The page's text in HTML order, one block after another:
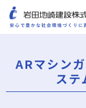
ごあいさつ
ミッション・
会社概要
組織図
役員一覧
沿革
岩田地崎の歴史
事業所一覧
関連会社
プレスリリース
財務情報
岩田地崎建設の
3分でわかる岩
ARマシン
ステ